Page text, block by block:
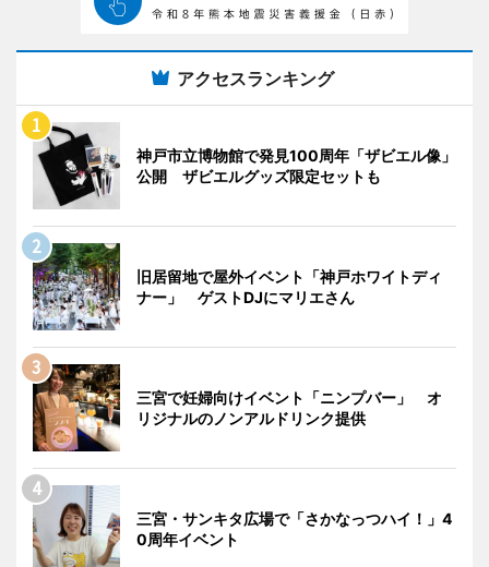
アクセスランキング
神戸市立博物館で発見100周年「ザビエル像」
公開 ザビエルグッズ限定セットも
旧居留地で屋外イベント「神戸ホワイトディ
ナー」 ゲストDJにマリエさん
三宮で妊婦向けイベント「ニンプバー」 オ
リジナルのノンアルドリンク提供
三宮・サンキタ広場で「さかなっつハイ！」4
0周年イベント